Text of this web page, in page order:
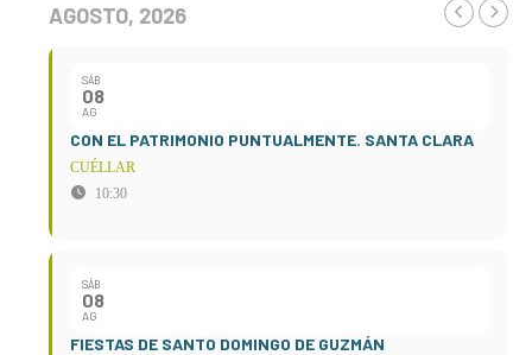
AGOSTO, 2026
SÁB
08
AG
CON EL PATRIMONIO PUNTUALMENTE. SANTA CLARA
CUÉLLAR
10:30
SÁB
08
AG
FIESTAS DE SANTO DOMINGO DE GUZMÁN